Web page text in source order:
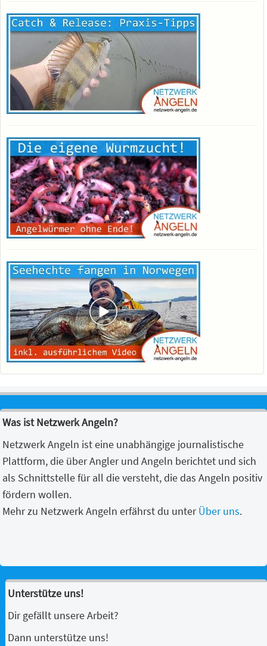
Was ist Netzwerk Angeln?
Netzwerk Angeln ist eine unabhängige journalistische
Plattform, die über Angler und Angeln berichtet und sich
als Schnittstelle für all die versteht, die das Angeln positiv
fördern wollen.
Mehr zu Netzwerk Angeln erfährst du unterÜber uns.
Unterstütze uns!
Dir gefällt unsere Arbeit?
Dann unterstütze uns!